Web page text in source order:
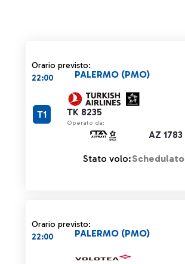
Orario previsto:
22:00
TK 8235
Operato da:
AZ 1783
PALERMO (PMO)
T1
Stato volo:Schedulato
Orario previsto:
22:00
PALERMO (PMO)